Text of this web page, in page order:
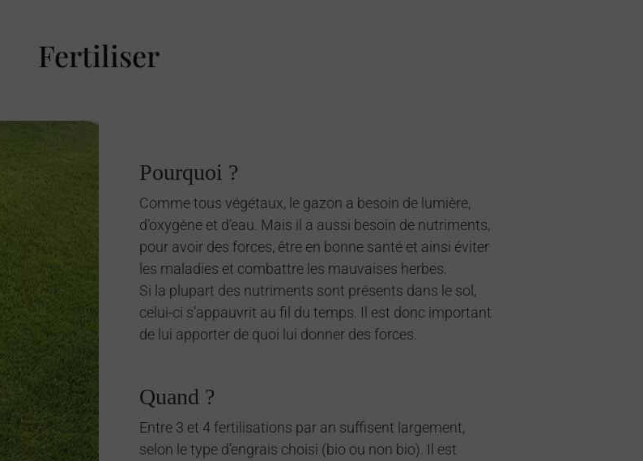
Fertiliser
Pourquoi ?
Comme tous végétaux, le gazon a besoin de lumière,
d’oxygène et d’eau. Mais il a aussi besoin de nutriments,
pour avoir des forces, être en bonne santé et ainsi éviter
les maladies et combattre les mauvaises herbes.
Si la plupart des nutriments sont présents dans le sol,
celui-ci s’appauvrit au fil du temps. Il est donc important
de lui apporter de quoi lui donner des forces.
Quand ?
Entre 3 et 4 fertilisations par an suffisent largement,
selon le type d’engrais choisi (bio ou non bio). Il est